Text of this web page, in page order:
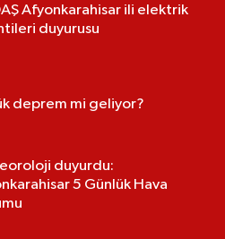
Afyonkarahisar ili elektrik
duyurusu
deprem mi geliyor?
duyurdu:
5 Günlük Hava